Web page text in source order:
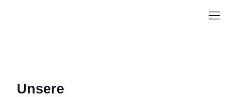
Unsere